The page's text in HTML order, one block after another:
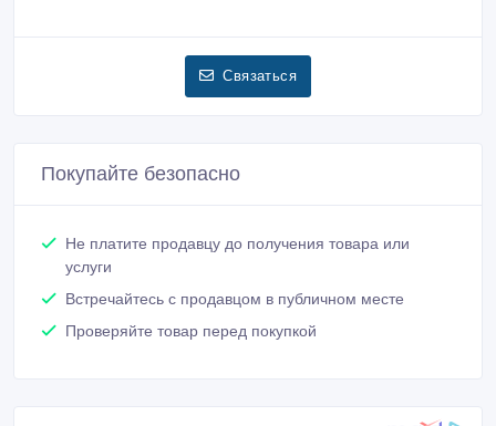
Связаться
Покупайте безопасно
Не платите продавцу до получения товара или
услуги
Встречайтесь с продавцом в публичном месте
Проверяйте товар перед покупкой